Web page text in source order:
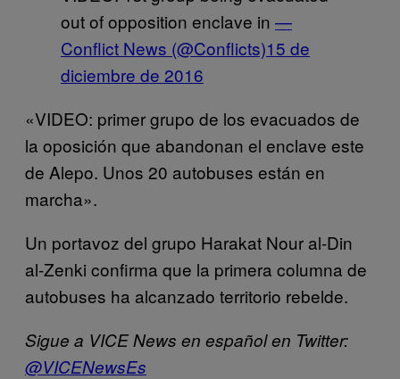
out of opposition enclave in —
Conflict News (@Conflicts)15 de
diciembre de 2016
«VIDEO: primer grupo de los evacuados de
la oposición que abandonan el enclave este
de Alepo. Unos 20 autobuses están en
marcha».
Un portavoz del grupo Harakat Nour al-Din
al-Zenki confirma que la primera columna de
autobuses ha alcanzado territorio rebelde.
Sigue a VICE News en español en Twitter:
@VICENewsEs